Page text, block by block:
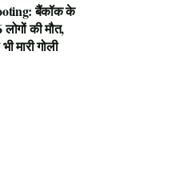
बैंकॉक के
की मौत,
मारी गोली